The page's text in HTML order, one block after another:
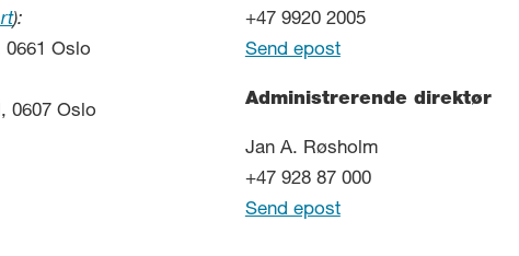
):
0661 Oslo
0607 Oslo
+47 9920 2005
Send epost
Administrerende direktør
Jan A. Røsholm
+47 928 87 000
Send epost